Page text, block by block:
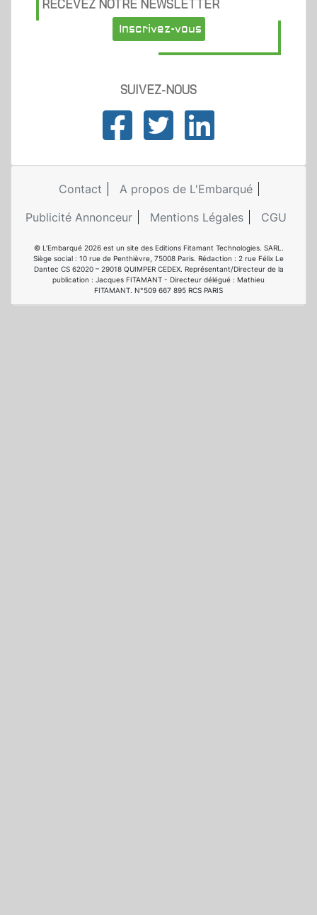
RECEVEZ NOTRE NEWSLETTER
Inscrivez-vous
SUIVEZ-NOUS
Contact
A propos de L'Embarqué
Publicité Annonceur
Mentions Légales CGU
© L'Embarqué 2026 est un site des Editions Fitamant Technologies. SARL.
Siège social : 10 rue de Penthièvre, 75008 Paris. Rédaction : 2 rue Félix Le
Dantec CS 62020 – 29018 QUIMPER CEDEX. Représentant/Directeur de la
publication : Jacques FITAMANT - Directeur délégué : Mathieu
FITAMANT. N°509 667 895 RCS PARIS